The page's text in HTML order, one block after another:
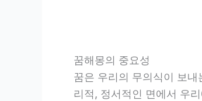
꿈해몽의 중요성
꿈은 우리의 무의식이 보
리적, 정서적인 면에서 우